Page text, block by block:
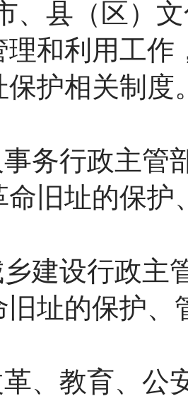
、县（区）
理和利用工
保护相关制度
务行政主管
命旧址的保护
建设行政主
旧址的保护、
、教育、公